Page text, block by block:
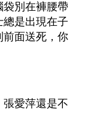
別在褲腰帶
是出現在子
前面送死，你
張愛萍還是不